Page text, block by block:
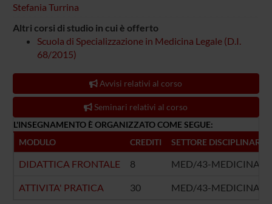
Stefania Turrina
Altri corsi di studio in cui è offerto
Scuola di Specializzazione in Medicina Legale (D.I.
68/2015)
Avvisi relativi al corso
Seminari relativi al corso
L'INSEGNAMENTO È ORGANIZZATO COME SEGUE:
MODULO
CREDITI SETTORE DISCIPLINARE
DIDATTICA FRONTALE 8 MED/43-MEDICINA
ATTIVITA' PRATICA 30 MED/43-MEDICINA